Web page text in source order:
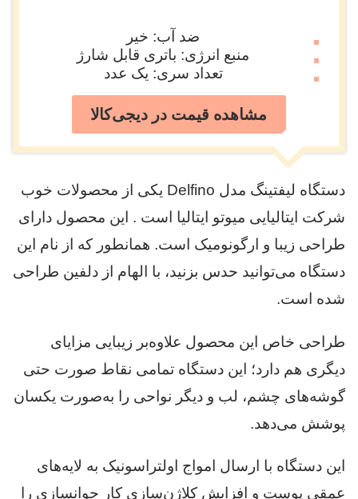
ضد آب: خیر
منبع انرژی: باتری قابل شارژ
تعداد سری: یک عدد
مشاهده قیمت در دیجی‌کالا
دستگاه لیفتینگ مدل Delfino یکی از محصولات خوب
شرکت ایتالیایی میوتو ایتالیا است . این محصول دارای
طراحی زیبا و ارگونومیک است. همانطور که از نام این
دستگاه می‌توانید حدس بزنید، با الهام از دلفین طراحی
شده است.
طراحی خاص این محصول علاوه‌بر زیبایی مزایای
دیگری هم دارد؛ این دستگاه تمامی نقاط صورت حتی
گوشه‌های چشم، لب و دیگر نواحی را به‌صورت یکسان
پوشش می‌دهد.
این دستگاه با ارسال امواج اولتراسونیک به لایه‌های
عمقی پوست و افزایش کلاژن‌سازی کار جوانسازی را